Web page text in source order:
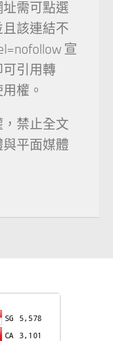
需可點選
該連結不
宣
引用轉
權。
禁止全文
平面媒體